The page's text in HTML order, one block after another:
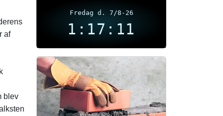
af
blev
Fredag d. 7/8-26
1:17:12